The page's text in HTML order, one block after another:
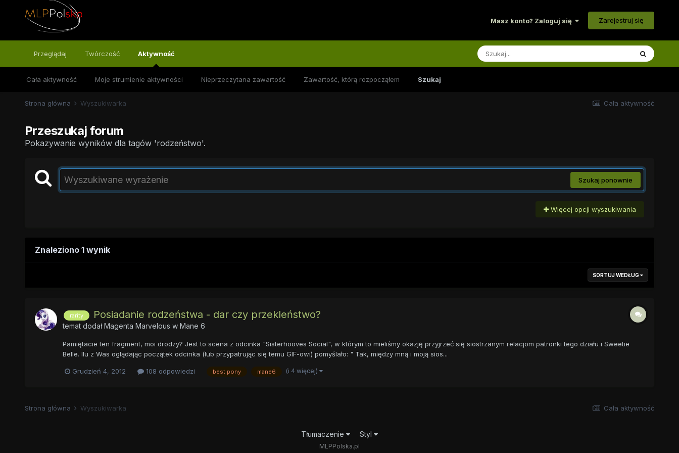
Masz konto? Zaloguj się Zarejestruj się
Przeglądaj Twórczość Aktywność
Cała aktywność Moje strumienie aktywności Nieprzeczytana zawartość Zawartość, którą rozpocząłem Szukaj
Cała aktywność
Strona główna Wyszukiwarka
Przeszukaj forum
Pokazywanie wyników dla tagów 'rodzeństwo'.
Szukaj ponownie
Więcej opcji wyszukiwania
Znaleziono 1 wynik
SORTUJ WEDŁUG
rarity Posiadanie rodzeństwa - dar czy przekleństwo?
temat dodałMagenta Marvelous w Mane 6
Pamiętacie ten fragment, moi drodzy? Jest to scena z odcinka "Sisterhooves Social", w którym to mieliśmy okazję przyjrzeć się siostrzanym relacjom patronki tego działu i Sweetie
Belle. Ilu z Was oglądając początek odcinka (lub przypatrując się temu GIF-owi) pomyślało: " Tak, między mną i moją sios...
Grudzień 4, 2012 108 odpowiedzi best pony mane6 (i 4 więcej)
Cała aktywność
Strona główna Wyszukiwarka
Tłumaczenie Styl
MLPPolska.pl